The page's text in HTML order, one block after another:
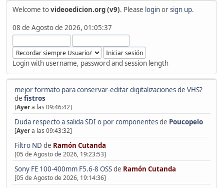
Welcome tovideoedicion.org (v9). Please loginorsign up.
08 de Agosto de 2026, 01:05:37
Login with username, password and session length
mejor formato para conservar-editar digitalizaciones de VHS?
de fistros
[Ayera las 09:46:42]
Duda respecto a salida SDI o por componentesde Poucopelo
[Ayera las 09:43:32]
Filtro ND de Ramón Cutanda
[05 de Agosto de 2026, 19:23:53]
Sony FE 100-400mm F5.6-8 OSSde Ramón Cutanda
[05 de Agosto de 2026, 19:14:36]